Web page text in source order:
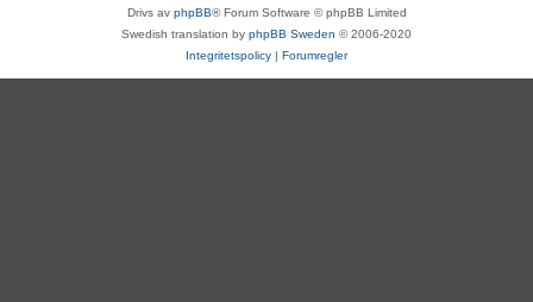
Drivs av phpBB® Forum Software © phpBB Limited
Swedish translation by phpBB Sweden © 2006-2020
Integritetspolicy | Forumregler